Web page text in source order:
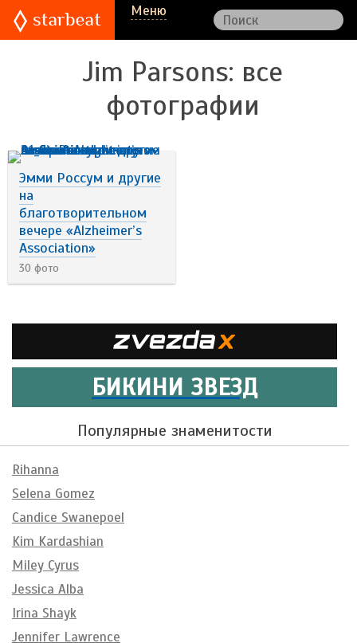
Меню
Jim Parsons: все
фотографии
Эмми Россум и другие
на
благотворительном
вечере «Alzheimer’s
Association»
30 фото
БИКИНИ ЗВЕЗД
Популярные знаменитости
Rihanna
Selena Gomez
Candice Swanepoel
Kim Kardashian
Miley Cyrus
Jessica Alba
Irina Shayk
Jennifer Lawrence